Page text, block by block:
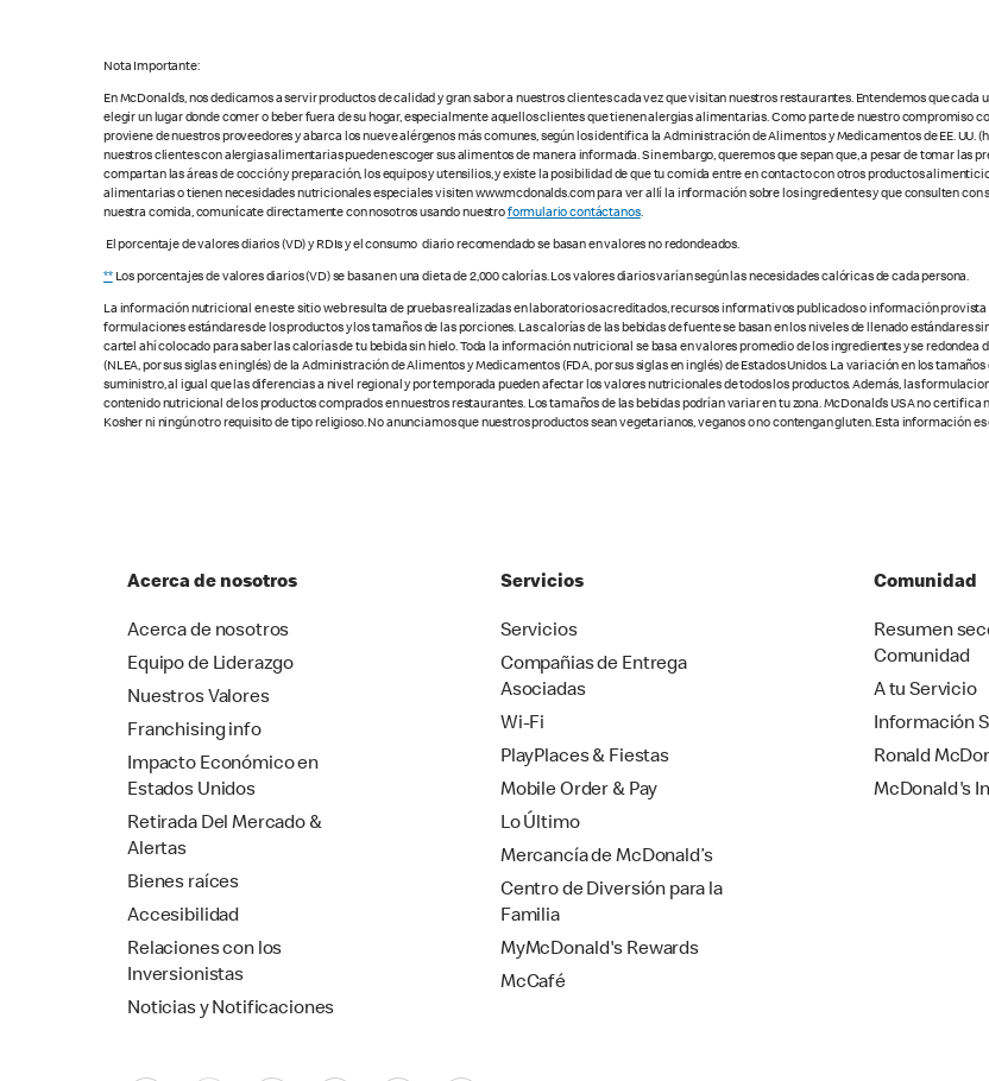
Nota Importante:
En McDonald’s, nos dedicamos a servir productos de calidad y gran sabor a nuestros clientes cada vez que visitan nuestros restaurantes. Entendemos que
elegir un lugar donde comer o beber fuera de su hogar, especialmente aquellos clientes que tienen alergias alimentarias. Como parte de nuestro compromiso
proviene de nuestros proveedores y abarca los nueve alérgenos más comunes, según los identifica la Administración de Alimentos y Medicamentos de EE. UU.
nuestros clientes con alergias alimentarias pueden escoger sus alimentos de manera informada. Sin embargo, queremos que sepan que, a pesar de tomar las
compartan las áreas de cocción y preparación, los equipos y utensilios, y existe la posibilidad de que tu comida entre en contacto con otros productos
alimentarias o tienen necesidades nutricionales especiales visiten www.mcdonalds.com para ver allí la información sobre los ingredientes y que consulten
nuestra comida, comunícate directamente con nosotros usando nuestroformulario contáctanos.
El porcentaje de valores diarios (VD) y RDIs y el consumo diario recomendado se basan en valores no redondeados.
**Los porcentajes de valores diarios (VD) se basan en una dieta de 2,000 calorías. Los valores diarios varían según las necesidades calóricas de cada persona.
La información nutricional en este sitio web resulta de pruebas realizadas en laboratorios acreditados, recursos informativos publicados o información
formulaciones estándares de los productos y los tamaños de las porciones. Las calorías de las bebidas de fuente se basan en los niveles de llenado estándares
cartel ahí colocado para saber las calorías de tu bebida sin hielo. Toda la información nutricional se basa en valores promedio de los ingredientes y se
(NLEA, por sus siglas en inglés) de la Administración de Alimentos y Medicamentos (FDA, por sus siglas en inglés) de Estados Unidos. La variación en los
suministro, al igual que las diferencias a nivel regional y por temporada pueden afectar los valores nutricionales de todos los productos. Además, las
contenido nutricional de los productos comprados en nuestros restaurantes. Los tamaños de las bebidas podrían variar en tu zona. McDonald’s USA no
Kosher ni ningún otro requisito de tipo religioso. No anunciamos que nuestros productos sean vegetarianos, veganos o no contengan gluten. Esta información
Acerca de nosotros
Acerca de nosotros
Equipo de Liderazgo
Nuestros Valores
Franchising info
Impacto Económico en
Estados Unidos
Retirada Del Mercado &
Alertas
Bienes raíces
Accesibilidad
Relaciones con los
Inversionistas
Noticias y Notificaciones
Servicios
Servicios
Compañias de Entrega
Asociadas
Wi-Fi
PlayPlaces & Fiestas
Mobile Order & Pay
Lo Último
Mercancía de McDonald’s
Centro de Diversión para la
Familia
MyMcDonald's Rewards
McCafé
Comunidad
Resumen
Comunidad
A tu Servicio
Información
Ronald
McDonald's